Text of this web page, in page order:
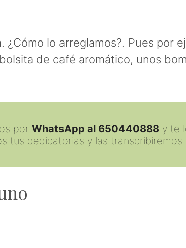
lo arreglamos?. Pues por
de café aromático, unos
por WhatsApp al 650440888 y te
tus dedicatorias y las